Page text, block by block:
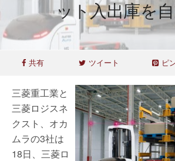
ット入出庫を
共有 ツイート ピ
三菱重工業と
三菱ロジスネ
クスト、オカ
ムラの3社は
18日、三菱ロ